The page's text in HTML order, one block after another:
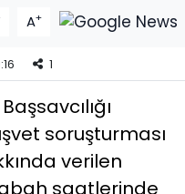
A+
1
soruşturması
verilen
saatlerinde